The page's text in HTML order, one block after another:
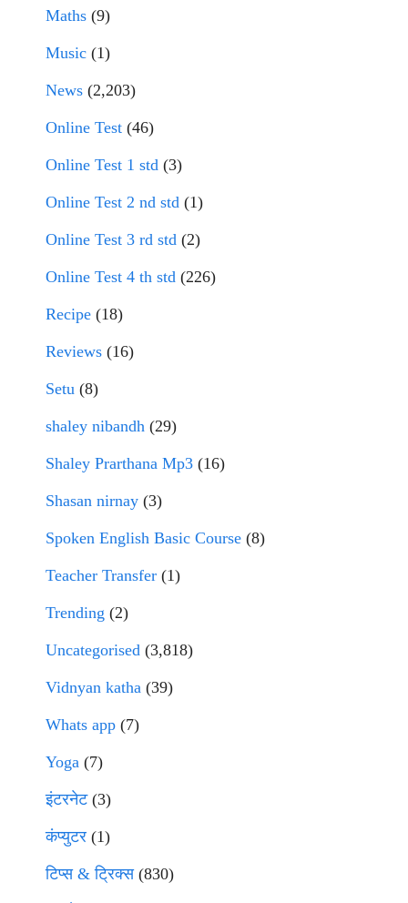
Maths (9)
Music (1)
News (2,203)
Online Test (46)
Online Test 1 std (3)
Online Test 2 nd std (1)
Online Test 3 rd std (2)
Online Test 4 th std (226)
Recipe (18)
Reviews (16)
Setu (8)
shaley nibandh (29)
Shaley Prarthana Mp3 (16)
Shasan nirnay (3)
Spoken English Basic Course (8)
Teacher Transfer (1)
Trending (2)
Uncategorised (3,818)
Vidnyan katha (39)
Whats app (7)
Yoga (7)
इंटरनेट(3)
कंप्युटर (1)
टिप्स & ट्रिक्स(830)